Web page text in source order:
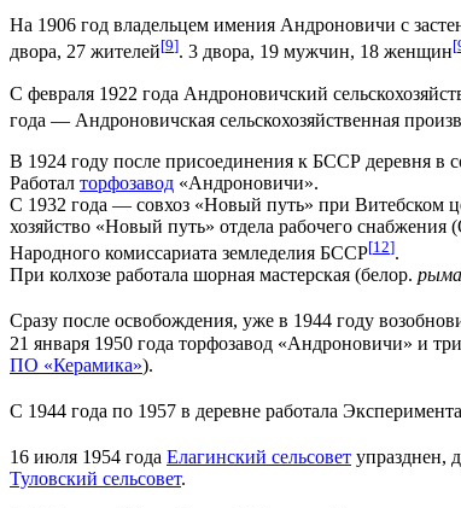
На 1906 год владельцем имения Андроновичи с
двора, 27 жителей[9]. 3 двора, 19 мужчин, 18 женщин[
С февраля 1922 года Андроновичский
года — Андроновичская сельскохозяйственная
В 1924 году после присоединения к БССР деревня в
Работал торфозавод «Андроновичи».
С 1932 года — совхоз «Новый путь» при Витебском
хозяйство «Новый путь» отдела рабочего снабжения
Народного комиссариата земледелия БССР[12].
При колхозе работала шорная мастерская (белор.
Сразу после освобождения, уже в 1944 году
21 января 1950 года торфозавод «Андроновичи» и
ПО «Керамика»).
С 1944 года по 1957 в деревне работала
16 июля 1954 года Елагинский сельсовет упразднен,
Туловский сельсовет.